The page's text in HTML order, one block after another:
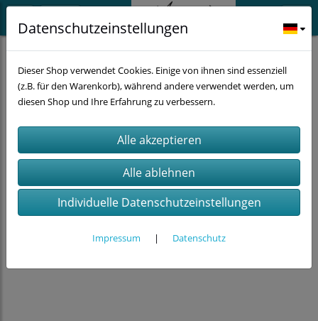
Schmuck Ohrstecker
Datenschutzeinstellungen
Dieser Shop verwendet Cookies. Einige von ihnen sind essenziell
(z.B. für den Warenkorb), während andere verwendet werden, um
diesen Shop und Ihre Erfahrung zu verbessern.
Individuelle Datenschutzeinstellungen
Impressum | Datenschutz